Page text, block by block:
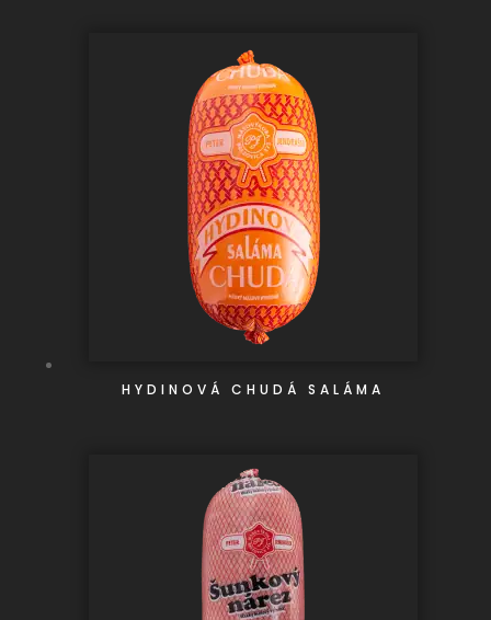
HYDINOVÁ CHUDÁ SALÁMA